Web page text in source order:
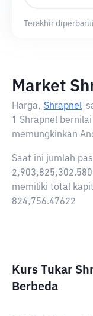
Terakhir
Market
Harga, Shrapnel
1 Shrapnel
memungkinkan
Saat ini jumlah
memiliki total
824,756.47622
Kurs Tukar
Berbeda